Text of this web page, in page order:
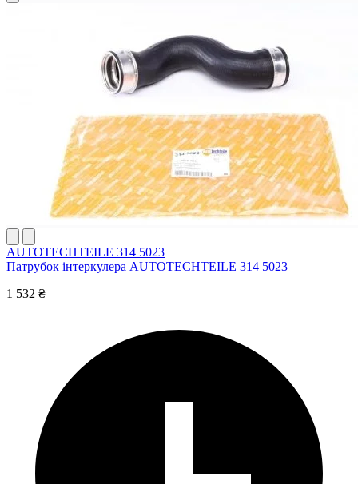
AUTOTECHTEILE 314 5023
Патрубок інтеркулера AUTOTECHTEILE 314 5023
1 532 ₴